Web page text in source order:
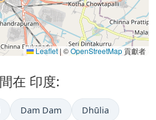
Leaflet | ©OpenStreetMap貢獻者
在 印度:
Dam Dam Dhūlia